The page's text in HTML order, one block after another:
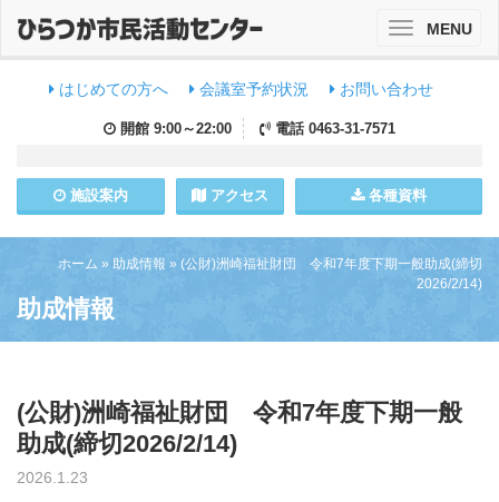
はじめての方へ 会議室予約状況 お問い合わせ
開館 9:00～22:00 電話 0463-31-7571
施設案内 アクセス 各種資料
ToggleMENU
ホーム » 助成情報 » (公財)洲崎福祉財団 令和7年度下期一般助成(締切
2026/2/14)
助成情報
(公財)洲崎福祉財団 令和7年度下期一般
助成(締切2026/2/14)
2026.1.23